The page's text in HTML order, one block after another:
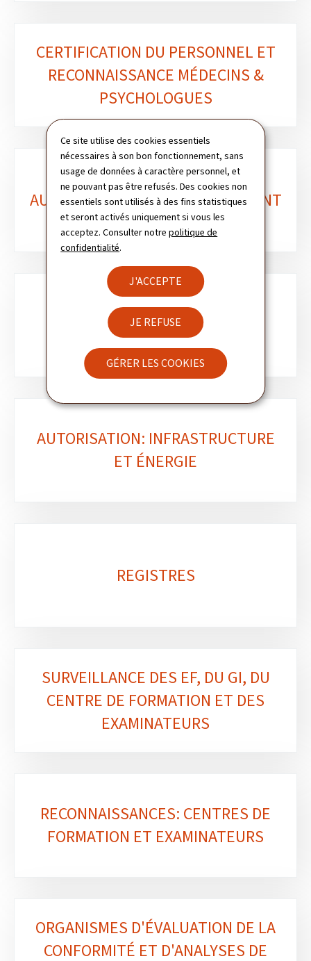
Ce site utilise des cookies essentiels
nécessaires à son bon fonctionnement, sans
usage de données à caractère personnel, et
ne pouvant pas être refusés. Des cookies non
essentiels sont utilisés à des fins statistiques
et seront activés uniquement si vous les
acceptez. Consulter notrepolitique de
confidentialité.
J'ACCEPTE
JE REFUSE
GÉRER LES COOKIES
CERTIFICATION DU PERSONNEL ET
RECONNAISSANCE MÉDECINS &
PSYCHOLOGUES
AUTORISATION: MATÉRIEL ROULANT
AUTORISATION: CONTRÔLE-
COMMANDE ET SIGNALISATION
AUTORISATION: INFRASTRUCTURE
ET ÉNERGIE
REGISTRES
SURVEILLANCE DES EF, DU GI, DU
CENTRE DE FORMATION ET DES
EXAMINATEURS
RECONNAISSANCES: CENTRES DE
FORMATION ET EXAMINATEURS
ORGANISMES D'ÉVALUATION DE LA
CONFORMITÉ ET D'ANALYSES DE